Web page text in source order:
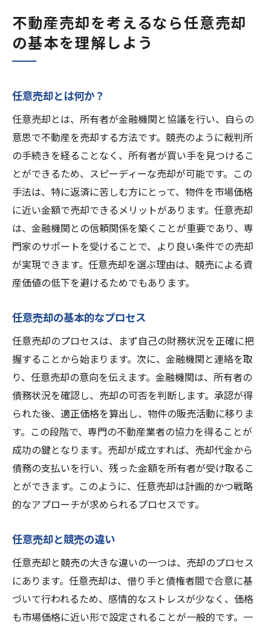
任意売却を選ぶ際の注意点
任意売却のメリットを活かして不動産売却をス
任意売却で得られる主なメリット
任意売却で避けるべき落とし穴
専門家に相談することの重要性
任意売却の進め方とスケジュール
任意売却後の資金計画
不動産売却の際の任意売却のリスクを知ってお
くべき理由
任意売却に伴う主なリスク
市場価格とのギャップ
法的なトラブルの可能性
任意売却時の債権者対応
リスクを最小限に抑えるための対策
任意売却で避けられる競売のリスクとそのメリ
ット
競売のリスクとは？
競売を避けるための任意売却
競売と任意売却の比較
任意売却のメリットとデメリット
競売回避のための具体的な方法
不動産売却時の任意売却と競売の違いを徹底比
較
任意売却と競売の基本的な違い
それぞれの手続きの流れ
費用面の比較
不動産売却を考えるなら任意売却
の基本を理解しよう
任意売却とは何か？
任意売却とは、所有者が金融機関と協議を行い、自らの
意思で不動産を売却する方法です。競売のように裁判所
の手続きを経ることなく、所有者が買い手を見つけるこ
とができるため、スピーディーな売却が可能です。この
手法は、特に返済に苦しむ方にとって、物件を市場価格
に近い金額で売却できるメリットがあります。任意売却
は、金融機関との信頼関係を築くことが重要であり、専
門家のサポートを受けることで、より良い条件での売却
が実現できます。任意売却を選ぶ理由は、競売による資
産価値の低下を避けるためでもあります。
任意売却の基本的なプロセス
任意売却のプロセスは、まず自己の財務状況を正確に把
握することから始まります。次に、金融機関と連絡を取
り、任意売却の意向を伝えます。金融機関は、所有者の
債務状況を確認し、売却の可否を判断します。承認が得
られた後、適正価格を算出し、物件の販売活動に移りま
す。この段階で、専門の不動産業者の協力を得ることが
成功の鍵となります。売却が成立すれば、売却代金から
債務の支払いを行い、残った金額を所有者が受け取るこ
とができます。このように、任意売却は計画的かつ戦略
的なアプローチが求められるプロセスです。
任意売却と競売の違い
任意売却と競売の大きな違いの一つは、売却のプロセス
にあります。任意売却は、借り手と債権者間で合意に基
づいて行われるため、感情的なストレスが少なく、価格
も市場価格に近い形で設定されることが一般的です。一